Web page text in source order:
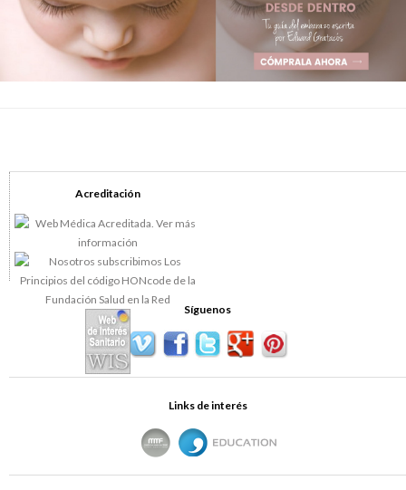
Acreditación
Síguenos
Links de interés